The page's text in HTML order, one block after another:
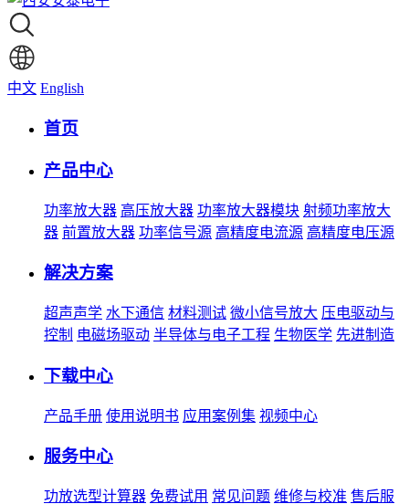
中文 English
首页
产品中心
功率放大器 高压放大器 功率放大器模块 射频功率放大
器 前置放大器 功率信号源 高精度电流源 高精度电压源
解决方案
超声声学 水下通信 材料测试 微小信号放大 压电驱动与
控制 电磁场驱动 半导体与电子工程 生物医学 先进制造
下载中心
产品手册 使用说明书 应用案例集 视频中心
服务中心
功放选型计算器 免费试用 常见问题 维修与校准 售后服